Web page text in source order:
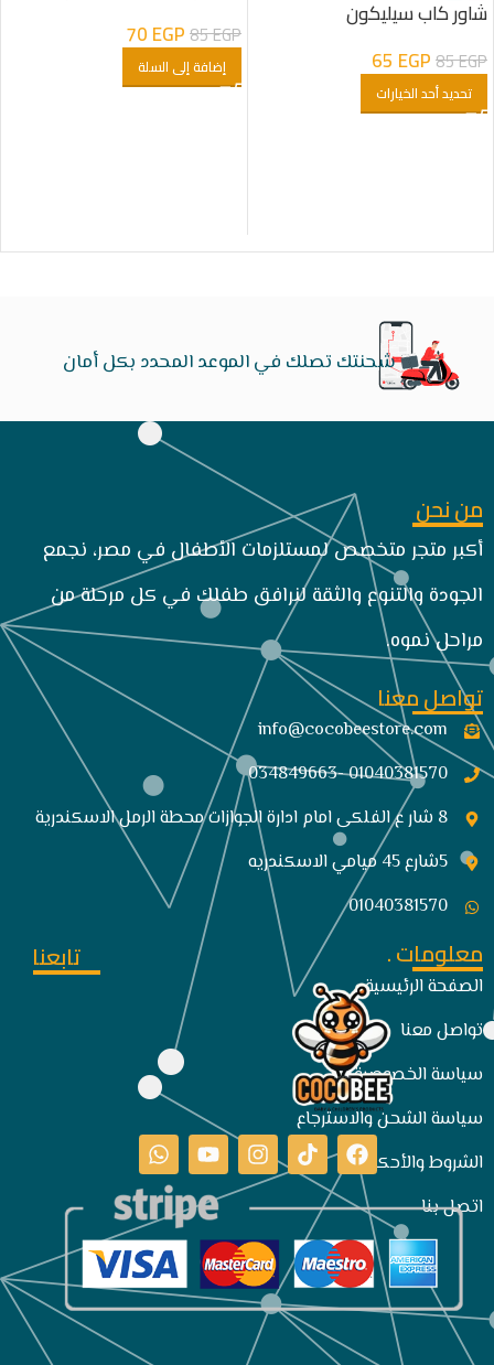
شاور كاب سيليكون
85EGP
65 EGP
تحديد أحد الخيارات
85EGP
70EGP
إضافة إلى السلة
شحنتك تصلك في الموعد المحدد بكل أمان
من نحن
أكبر متجر متخصص لمستلزمات الأطفال في مصر، نجمع
الجودة والتنوع والثقة لنرافق طفلك في كل مرحلة من
مراحل نموه.
تواصل معنا
info@cocobeestore.com​
01040381570 -034849663
8 شار ع الفلكى امام ادارة الجوازات محطة الرمل الاسكندرية
5شارع 45 ميامي الاسكندريه
01040381570
معلومات .
الصفحة الرئيسية
تواصل معنا
سياسة الخصوصية
سياسة الشحن والاسترجاع
الشروط والأحكام
اتصل بنا
تابعنا